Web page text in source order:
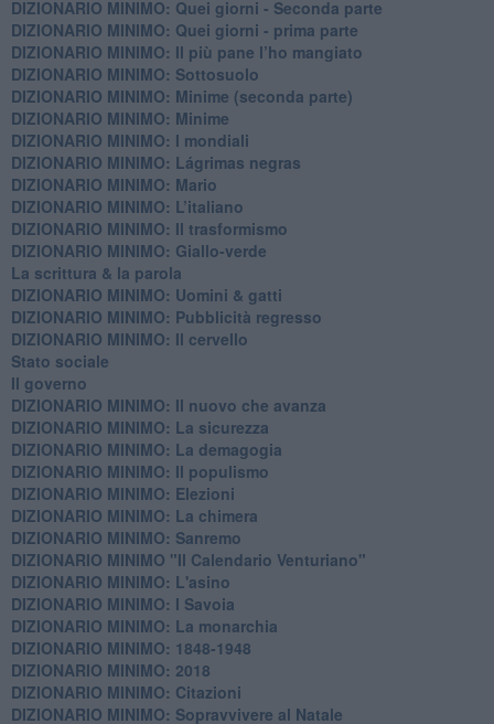
DIZIONARIO MINIMO: Quei giorni - Seconda parte
DIZIONARIO MINIMO: Quei giorni - prima parte
DIZIONARIO MINIMO: Il più pane l’ho mangiato
DIZIONARIO MINIMO: Sottosuolo
DIZIONARIO MINIMO: Minime (seconda parte)
DIZIONARIO MINIMO: Minime
DIZIONARIO MINIMO: ​I mondiali
DIZIONARIO MINIMO: ​Lágrimas negras
DIZIONARIO MINIMO: Mario
DIZIONARIO MINIMO: L’italiano
DIZIONARIO MINIMO: Il trasformismo
DIZIONARIO MINIMO: Giallo-verde
La scrittura & la parola
​DIZIONARIO MINIMO: Uomini & gatti
DIZIONARIO MINIMO: ​Pubblicità regresso
DIZIONARIO MINIMO: Il cervello
Stato sociale
Il governo
DIZIONARIO MINIMO: Il nuovo che avanza
DIZIONARIO MINIMO: La sicurezza
DIZIONARIO MINIMO: La demagogia
DIZIONARIO MINIMO: Il populismo
DIZIONARIO MINIMO: Elezioni
DIZIONARIO MINIMO: La chimera
DIZIONARIO MINIMO: Sanremo
DIZIONARIO MINIMO "Il Calendario Venturiano"
DIZIONARIO MINIMO: L'asino
DIZIONARIO MINIMO: I Savoia
DIZIONARIO MINIMO: La monarchia
DIZIONARIO MINIMO: 1848-1948
DIZIONARIO MINIMO: 2018
DIZIONARIO MINIMO: Citazioni
DIZIONARIO MINIMO: ​Sopravvivere al Natale